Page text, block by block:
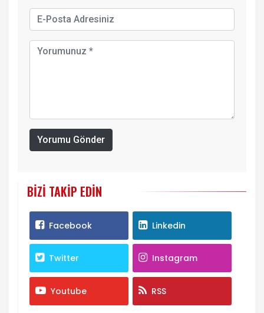
Yorumu Gönder
BIZI TAKIP EDIN
Facebook Linkedin
Twitter Instagram
Youtube RSS